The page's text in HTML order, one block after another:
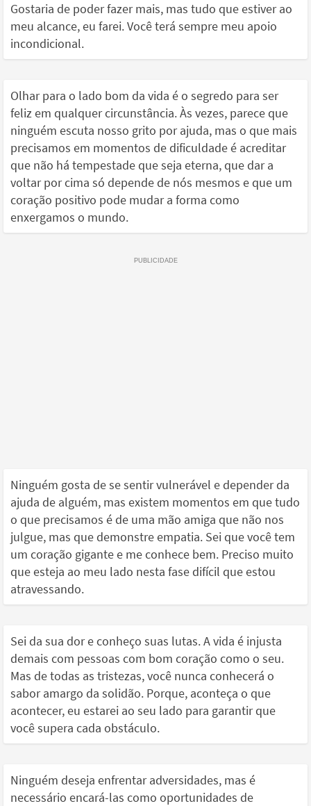
Gostaria de poder fazer mais, mas tudo que estiver ao
meu alcance, eu farei. Você terá sempre meu apoio
incondicional.
Olhar para o lado bom da vida é o segredo para ser
feliz em qualquer circunstância. Às vezes, parece que
ninguém escuta nosso grito por ajuda, mas o que mais
precisamos em momentos de dificuldade é acreditar
que não há tempestade que seja eterna, que dar a
voltar por cima só depende de nós mesmos e que um
coração positivo pode mudar a forma como
enxergamos o mundo.
Ninguém gosta de se sentir vulnerável e depender da
ajuda de alguém, mas existem momentos em que tudo
o que precisamos é de uma mão amiga que não nos
julgue, mas que demonstre empatia. Sei que você tem
um coração gigante e me conhece bem. Preciso muito
que esteja ao meu lado nesta fase difícil que estou
atravessando.
Sei da sua dor e conheço suas lutas. A vida é injusta
demais com pessoas com bom coração como o seu.
Mas de todas as tristezas, você nunca conhecerá o
sabor amargo da solidão. Porque, aconteça o que
acontecer, eu estarei ao seu lado para garantir que
você supera cada obstáculo.
Ninguém deseja enfrentar adversidades, mas é
necessário encará-las como oportunidades de